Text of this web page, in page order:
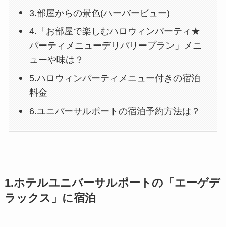
3.部屋からの景色(ハーバービュー)
4.「お部屋で楽しむハロウィンパーティ★
パーティメニューデリバリープラン」メニ
ューや味は？
5.ハロウィンパーティメニュー付きの宿泊
料金
6.ユニバーサルポートの宿泊予約方法は？
1.ホテルユニバーサルポートの「エーゲデ
ラックス」に宿泊